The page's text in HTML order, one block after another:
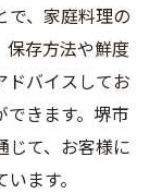
で、家庭料理の
保存方法や鮮度
ドバイスしてお
できます。堺市
じて、お客様に
ます。